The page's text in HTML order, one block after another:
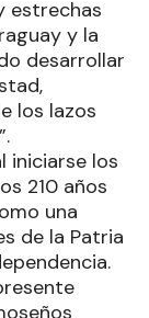
estrechas
y la
desarrollar
los lazos
iniciarse los
210 años
una
de la Patria